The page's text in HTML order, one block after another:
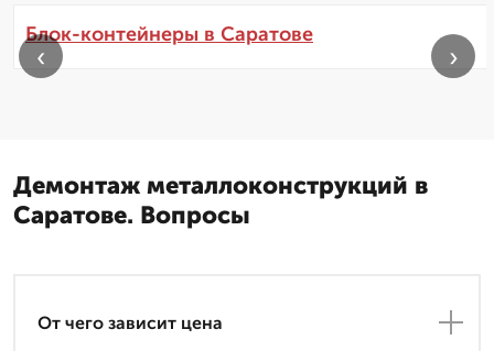
Блок-контейнеры в Саратове
‹ ›
Демонтаж металлоконструкций в
Саратове. Вопросы
От чего зависит цена